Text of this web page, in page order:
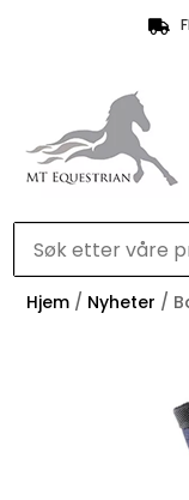

Hjem / Nyheter /